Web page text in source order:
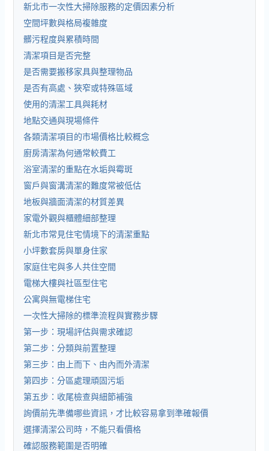
新北市一次性大掃除服務的定價因素分析
空間坪數與格局複雜度
髒污程度與累積時間
清潔項目是否完整
是否需要搬移家具與整理物品
是否有高處、狹窄或特殊區域
使用的清潔工具與耗材
地點交通與現場條件
各類清潔項目的市場價格比較概念
廚房清潔為何通常較費工
浴室清潔的重點在水垢與霉斑
窗戶與窗溝清潔的難度常被低估
地板與牆面清潔的材質差異
家電外觀與櫃體細部整理
新北市常見住宅情境下的清潔重點
小坪數套房與單身住家
家庭住宅與多人共住空間
電梯大樓與社區型住宅
公寓與無電梯住宅
一次性大掃除的標準流程與實務步驟
第一步：現場評估與需求確認
第二步：分類與前置整理
第三步：由上而下、由內而外清潔
第四步：分區處理頑固污垢
第五步：收尾檢查與細節補強
詢價前先準備哪些資訊，才比較容易拿到準確報價
選擇清潔公司時，不能只看價格
確認服務範圍是否明確